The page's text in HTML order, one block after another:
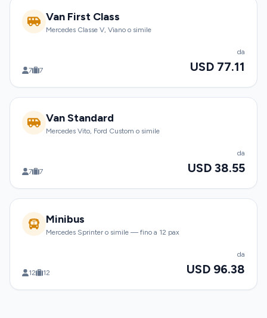
Van First Class
Mercedes Classe V, Viano o simile
7 7
da
USD 77.11
Van Standard
Mercedes Vito, Ford Custom o simile
7 7
da
USD 38.55
Minibus
Mercedes Sprinter o simile — fino a 12 pax
12 12
da
USD 96.38